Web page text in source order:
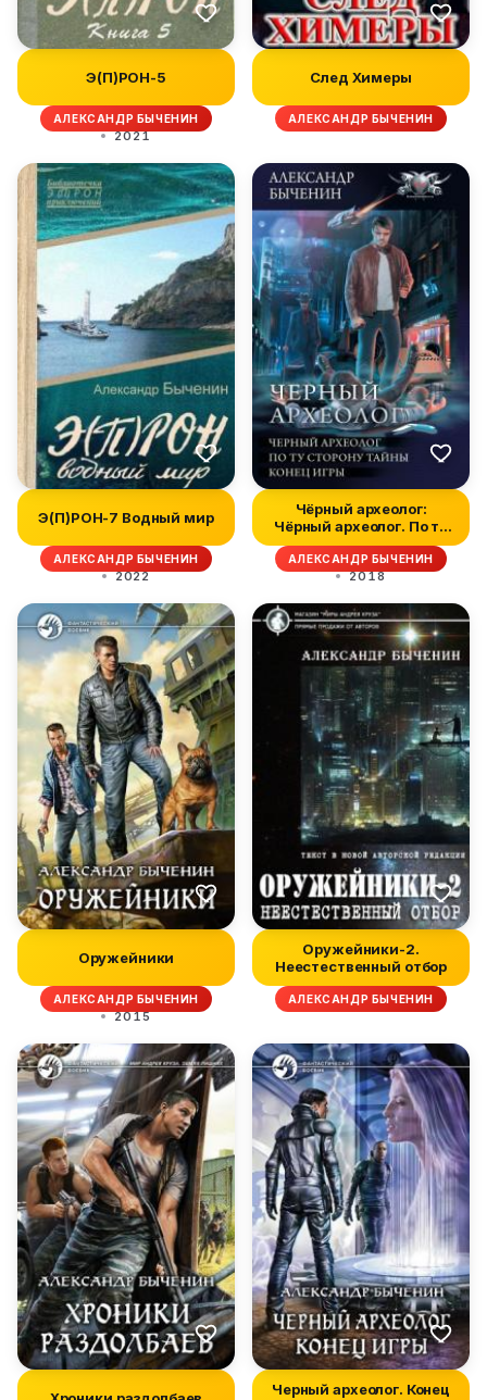
Э(П)РОН-5
АЛЕКСАНДР БЫЧЕНИН
2021
След Химеры
АЛЕКСАНДР БЫЧЕНИН
Э(П)РОН-7 Водный мир
АЛЕКСАНДР БЫЧЕНИН
2022
Чёрный археолог:
Чёрный археолог. По ту
сторону та...
АЛЕКСАНДР БЫЧЕНИН
2018
Оружейники
АЛЕКСАНДР БЫЧЕНИН
2015
Оружейники-2.
Неестественный отбор
АЛЕКСАНДР БЫЧЕНИН
Черный археолог. Конец